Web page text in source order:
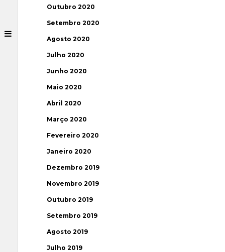
Outubro 2020
Setembro 2020
Agosto 2020
Julho 2020
Junho 2020
Maio 2020
Abril 2020
Março 2020
Fevereiro 2020
Janeiro 2020
Dezembro 2019
Novembro 2019
Outubro 2019
Setembro 2019
Agosto 2019
Julho 2019